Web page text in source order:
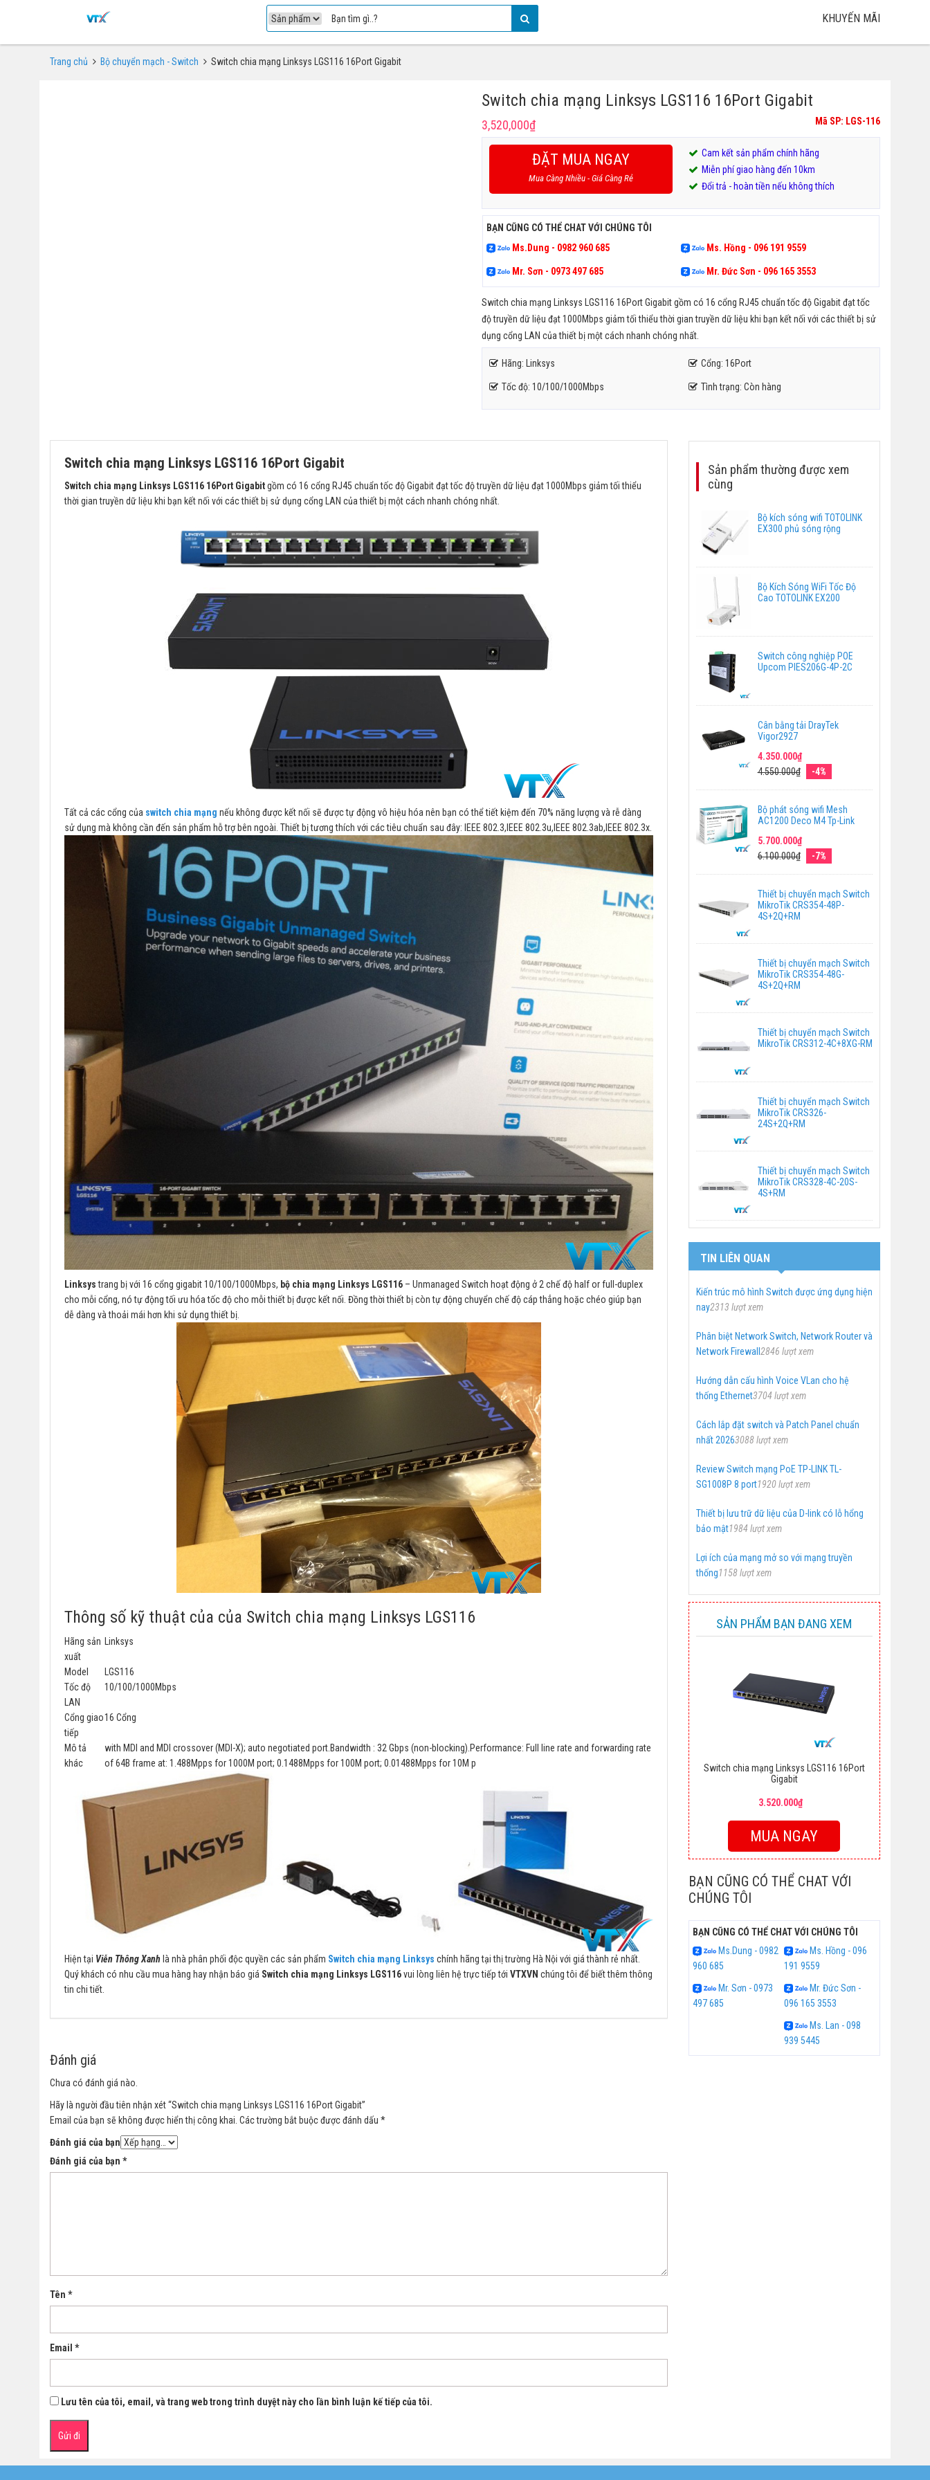
KHUYẾN MÃI
Trang chủ Bộ chuyển mạch - Switch Switch chia mạng Linksys LGS116 16Port Gigabit
Switch chia mạng Linksys LGS116 16Port Gigabit
3,520,000₫ Mã SP: LGS-116
ĐẶT MUA NGAY
Mua Càng Nhiều - Giá Càng Rẻ
Cam kết sản phẩm chính hãng
Miễn phí giao hàng đến 10km
Đổi trả - hoàn tiền nếu không thích
BẠN CŨNG CÓ THỂ CHAT VỚI CHÚNG TÔI
Ms.Dung - 0982 960 685
Ms. Hồng - 096 191 9559
Mr. Sơn - 0973 497 685 Mr. Đức Sơn - 096 165 3553
Switch chia mạng Linksys LGS116 16Port Gigabit gồm có 16 cổng RJ45 chuẩn tốc độ Gigabit đạt tốc
độ truyền dữ liệu đạt 1000Mbps giảm tối thiểu thời gian truyền dữ liệu khi bạn kết nối với các thiết bị sử
dụng cổng LAN của thiết bị một cách nhanh chóng nhất.
Hãng: Linksys Cổng: 16Port
Tốc độ: 10/100/1000Mbps Tình trạng: Còn hàng
Switch chia mạng Linksys LGS116 16Port Gigabit
Switch chia mạng Linksys LGS116 16Port Gigabitgồm có 16 cổng RJ45 chuẩn tốc độ Gigabit đạt tốc độ truyền dữ liệu đạt 1000Mbps giảm tối thiểu
thời gian truyền dữ liệu khi bạn kết nối với các thiết bị sử dụng cổng LAN của thiết bị một cách nhanh chóng nhất.
Tất cả các cổng của switch chia mạng nếu không được kết nối sẽ được tự động vô hiệu hóa nên bạn có thể tiết kiệm đến 70% năng lượng và rễ dàng
sử dụng mà không cần đến sản phẩm hỗ trợ bên ngoài. Thiết bị tương thích với các tiêu chuẩn sau đây: IEEE 802.3,IEEE 802.3u,IEEE 802.3ab,IEEE 802.3x.
Linksystrang bị với 16 cổng gigabit 10/100/1000Mbps, bộ chia mạng Linksys LGS116 – Unmanaged Switch hoạt động ở 2 chế độ half or full-duplex
cho mỗi cổng, nó tự động tối ưu hóa tốc độ cho mỗi thiết bị được kết nối. Đồng thời thiết bị còn tự động chuyển chế độ cáp thẳng hoặc chéo giúp bạn
dễ dàng và thoải mái hơn khi sử dụng thiết bị.
Thông số kỹ thuật của của Switch chia mạng Linksys LGS116
Hãng sản
xuất
Linksys
Model
LGS116
Tốc độ
LAN
10/100/1000Mbps
Cổng giao
tiếp
16 Cổng
Mô tả
khác
with MDI and MDI crossover (MDI-X); auto negotiated port.Bandwidth : 32 Gbps (non-blocking).Performance: Full line rate and forwarding rate
of 64B frame at: 1.488Mpps for 1000M port; 0.1488Mpps for 100M port; 0.01488Mpps for 10M p
Hiện tại Viễn Thông Xanh là nhà phân phối độc quyền các sản phẩm Switch chia mạng Linksys chính hãng tại thị trường Hà Nội với giá thành rẻ nhất.
Quý khách có nhu cầu mua hàng hay nhận báo giá Switch chia mạng Linksys LGS116vui lòng liên hệ trực tiếp tới VTXVN chúng tôi để biết thêm thông
tin chi tiết.
Đánh giá
Chưa có đánh giá nào.
Hãy là người đầu tiên nhận xét “Switch chia mạng Linksys LGS116 16Port Gigabit”
Email của bạn sẽ không được hiển thị công khai. Các trường bắt buộc được đánh dấu *
Đánh giá của bạn
Đánh giá của bạn *
Tên *
Email *
Lưu tên của tôi, email, và trang web trong trình duyệt này cho lần bình luận kế tiếp của tôi.
Sản phẩm thường được xem
cùng
Bộ kích sóng wifi TOTOLINK
EX300 phủ sóng rộng
Bộ Kích Sóng WiFi Tốc Độ
Cao TOTOLINK EX200
Switch công nghiệp POE
Upcom PIES206G-4P-2C
Cân bằng tải DrayTek
Vigor2927
4.350.000₫
4.550.000₫
-4%
Bộ phát sóng wifi Mesh
AC1200 Deco M4 Tp-Link
5.700.000₫
6.100.000₫
-7%
Thiết bị chuyển mạch Switch
MikroTik CRS354-48P-
4S+2Q+RM
Thiết bị chuyển mạch Switch
MikroTik CRS354-48G-
4S+2Q+RM
Thiết bị chuyển mạch Switch
MikroTik CRS312-4C+8XG-RM
Thiết bị chuyển mạch Switch
MikroTik CRS326-
24S+2Q+RM
Thiết bị chuyển mạch Switch
MikroTik CRS328-4C-20S-
4S+RM
TIN LIÊN QUAN
Kiến trúc mô hình Switch được ứng dụng hiện
nay2313 lượt xem
Phân biệt Network Switch, Network Router và
Network Firewall 2846 lượt xem
Hướng dẫn cấu hình Voice VLan cho hệ
thống Ethernet3704 lượt xem
Cách lắp đặt switch và Patch Panel chuẩn
nhất 20263088 lượt xem
Review Switch mạng PoE TP-LINK TL-
SG1008P 8 port1920 lượt xem
Thiết bị lưu trữ dữ liệu của D-link có lỗ hổng
bảo mật1984 lượt xem
Lợi ích của mạng mở so với mạng truyền
thống1158 lượt xem
SẢN PHẨM BẠN ĐANG XEM
Switch chia mạng Linksys LGS116 16Port
Gigabit
3.520.000₫
MUA NGAY
BẠN CŨNG CÓ THỂ CHAT VỚI
CHÚNG TÔI
BẠN CŨNG CÓ THỂ CHAT VỚI CHÚNG TÔI
Ms.Dung - 0982
960 685
Ms. Hồng - 096
191 9559
Mr. Sơn - 0973
497 685
Mr. Đức Sơn -
096 165 3553
Ms. Lan - 098
939 5445